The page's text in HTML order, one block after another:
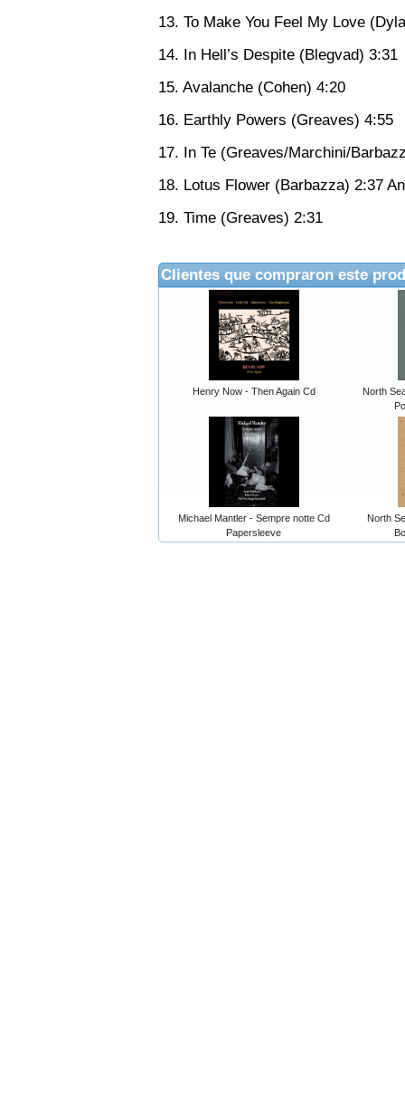
13. To Make You Feel My Love
14. In Hell’s Despite (Blegvad) 3:31
15. Avalanche (Cohen) 4:20
16. Earthly Powers (Greaves) 4:55
17. In Te (Greaves/Marchini/
18. Lotus Flower (Barbazza) 2:37
19. Time (Greaves) 2:31
Clientes que compraron este
Henry Now - Then Again Cd
North
Michael Mantler - Sempre notte Cd
Papersleeve
North